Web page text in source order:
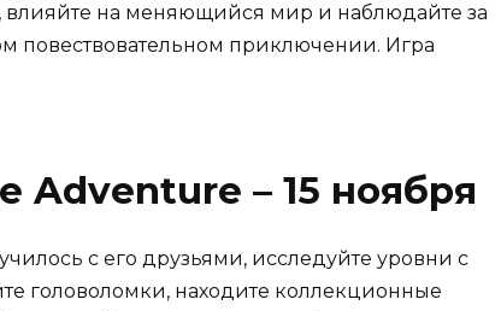
на меняющийся мир и наблюдайте за
повествовательном приключении. Игра
Adventure – 15 ноября
с его друзьями, исследуйте уровни с
головоломки, находите коллекционные